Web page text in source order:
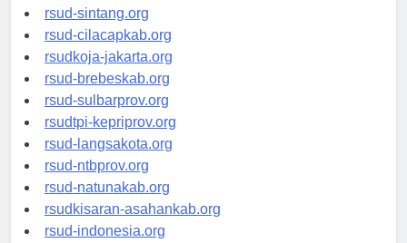
rsud-sintang.org
rsud-cilacapkab.org
rsudkoja-jakarta.org
rsud-brebeskab.org
rsud-sulbarprov.org
rsudtpi-kepriprov.org
rsud-langsakota.org
rsud-ntbprov.org
rsud-natunakab.org
rsudkisaran-asahankab.org
rsud-indonesia.org